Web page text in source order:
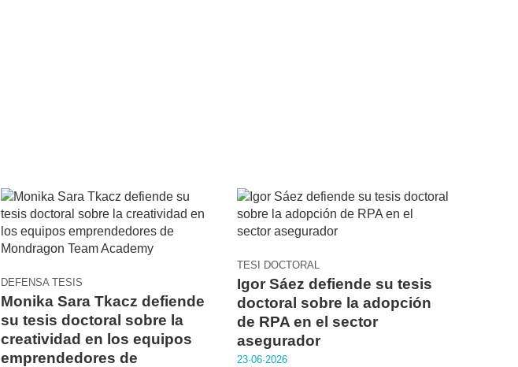
DEFENSA TESIS
Monika Sara Tkacz defiende
su tesis doctoral sobre la
creatividad en los equipos
emprendedores de
TESI DOCTORAL
Igor Sáez defiende su tesis
doctoral sobre la adopción
de RPA en el sector
asegurador
23·06·2026